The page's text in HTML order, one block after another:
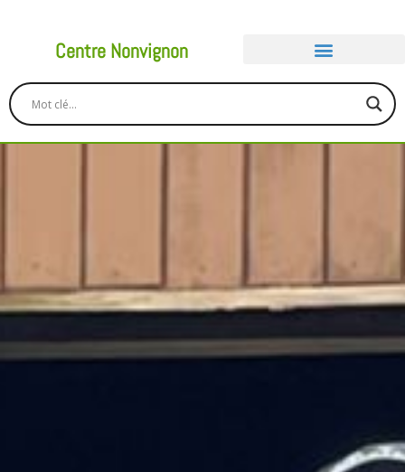
Centre Nonvignon